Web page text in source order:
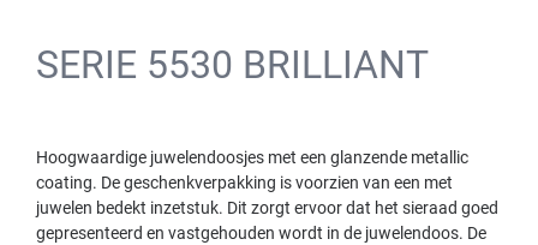
SERIE 5530 BRILLIANT
Hoogwaardige juwelendoosjes met een glanzende metallic
coating. De geschenkverpakking is voorzien van een met
juwelen bedekt inzetstuk. Dit zorgt ervoor dat het sieraad goed
gepresenteerd en vastgehouden wordt in de juwelendoos. De